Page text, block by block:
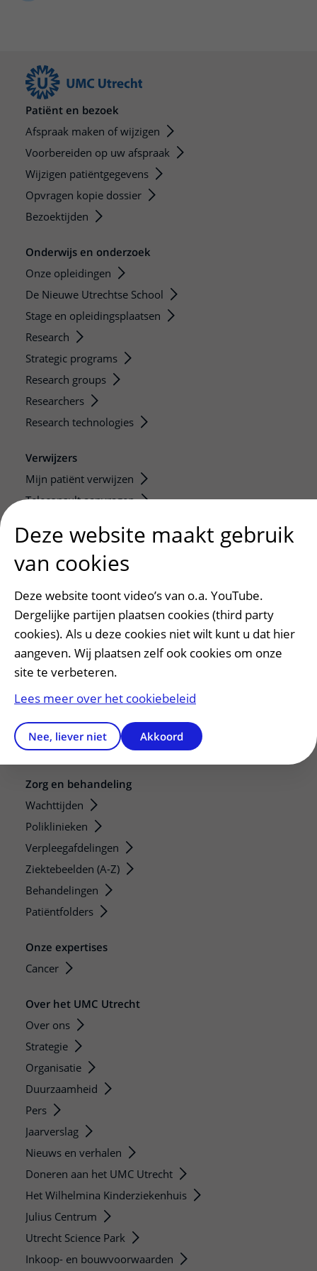
Onderzoeken en diagnostiek
Wijzigen patiëntgegevens
Mijn UMC Utrecht patiëntportaal
Kwaliteit en veiligheid
Wegwijs in het ziekenhuis
Contact met polikliniek
Contact met verpleegafdeling
Zorgverlenersportaal
Onderwijs
Werken bij het UMC Utrecht
Patiënt en bezoek
Afspraak maken of wijzigen
Voorbereiden op uw afspraak
Wijzigen patiëntgegevens
Opvragen kopie dossier
Bezoektijden
Onderwijs en onderzoek
Onze opleidingen
De Nieuwe Utrechtse School
Stage en opleidingsplaatsen
Research
Strategic programs
Research groups
Researchers
Research technologies
Verwijzers
Mijn patiënt verwijzen
Teleconsult aanvragen
Zorgverlenersportaal
Contact
Wat is uw ervaring met het UMC Utrecht?
Adres en route
Parkeren
Restaurants en winkels
Apotheek
Gastenverblijf
Zorg en behandeling
Wachttijden
Poliklinieken
Verpleegafdelingen
Ziektebeelden (A-Z)
Behandelingen
Patiëntfolders
Onze expertises
Cancer
Over het UMC Utrecht
Over ons
Strategie
Organisatie
Duurzaamheid
Pers
Jaarverslag
Nieuws en verhalen
Doneren aan het UMC Utrecht
Het Wilhelmina Kinderziekenhuis
Julius Centrum
Utrecht Science Park
Inkoop- en bouwvoorwaarden
Deze website maakt gebruik
van cookies
Deze website toont video’s van o.a. YouTube.
Dergelijke partijen plaatsen cookies (third party
cookies). Als u deze cookies niet wilt kunt u dat hier
aangeven. Wij plaatsen zelf ook cookies om onze
site te verbeteren.
Lees meer over het cookiebeleid
Nee, liever niet Akkoord